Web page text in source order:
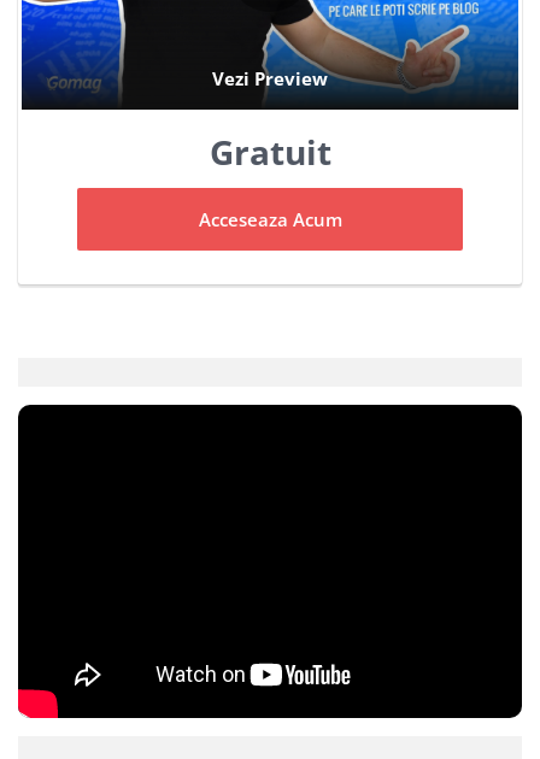
Gratuit
Acceseaza Acum